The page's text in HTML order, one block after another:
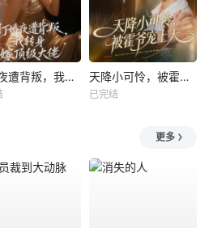
订婚夜遭背叛，我转身嫁顶级大佬 天降小可怜，被霍爷宠上天
已完结
更多